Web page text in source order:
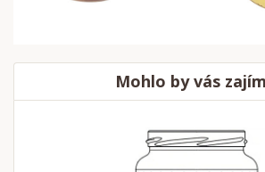
Mohlo by vás